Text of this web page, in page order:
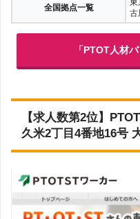
全国拠点一覧
東
古
「PTOT人材
【求人数第2位】
久米2丁目4番地16号